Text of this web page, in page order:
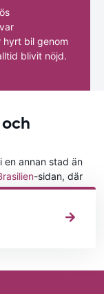
hyrt bil genom
blivit nöjd.
en annan stad än
-sidan, där
en bil.